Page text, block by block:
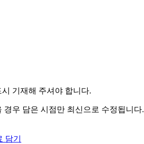
기재해 주셔야 합니다.
경우 담은 시점만 최신으로 수정됩니다.
담기